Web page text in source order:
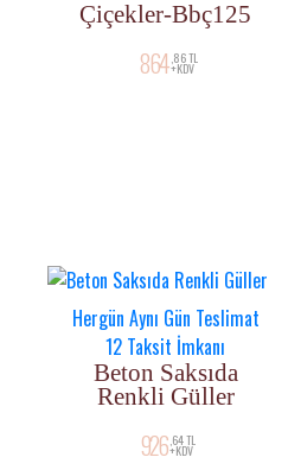
Çiçekler-Bbç125
864 ,86 TL
+KDV
Hergün Aynı Gün Teslimat
12 Taksit İmkanı
Beton Saksıda
Renkli Güller
926 ,64 TL
+KDV